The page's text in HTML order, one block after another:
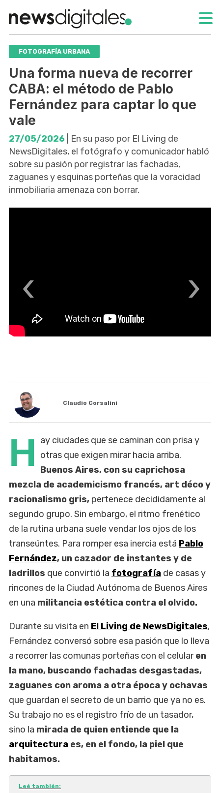
FOTOGRAFÍA URBANA
Una forma nueva de recorrer
CABA: el método de Pablo
Fernández para captar lo que
vale
27/05/2026 | En su paso por El Living de
NewsDigitales, el fotógrafo y comunicador habló
sobre su pasión por registrar las fachadas,
zaguanes y esquinas porteñas que la voracidad
inmobiliaria amenaza con borrar.
‹ ›
Claudio Corsalini
H
ay ciudades que se caminan con prisa y
otras que exigen mirar hacia arriba.
Buenos Aires, con su caprichosa
mezcla de academicismo francés, art déco y
racionalismo gris, pertenece decididamente al
segundo grupo. Sin embargo, el ritmo frenético
de la rutina urbana suele vendar los ojos de los
transeúntes. Para romper esa inercia está Pablo
Fernández, un cazador de instantes y de
ladrillos que convirtió la fotografía de casas y
rincones de la Ciudad Autónoma de Buenos Aires
en una militancia estética contra el olvido.
Durante su visita en El Living de NewsDigitales,
Fernández conversó sobre esa pasión que lo lleva
a recorrer las comunas porteñas con el celularen
la mano, buscando fachadas desgastadas,
zaguanes con aroma a otra época y ochavas
que guardan el secreto de un barrio que ya no es.
Su trabajo no es el registro frío de un tasador,
sino la mirada de quien entiende que la
arquitectura es, en el fondo, la piel que
habitamos.
Leé también: